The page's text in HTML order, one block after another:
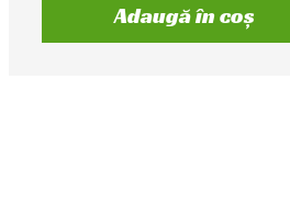
Adaugă în coș